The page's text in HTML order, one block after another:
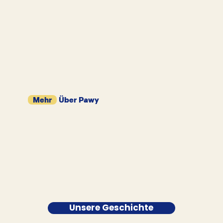
Mehr Über Pawy
Unsere Geschichte